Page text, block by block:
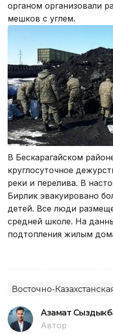
органом организовали
мешков с углем.
В Бескарагайском
круглосуточное
реки и перелива. В
Бирлик эвакуировано
детей. Все люди
средней школе. На
подтопления жилым
Восточно-
Азамат
Автор